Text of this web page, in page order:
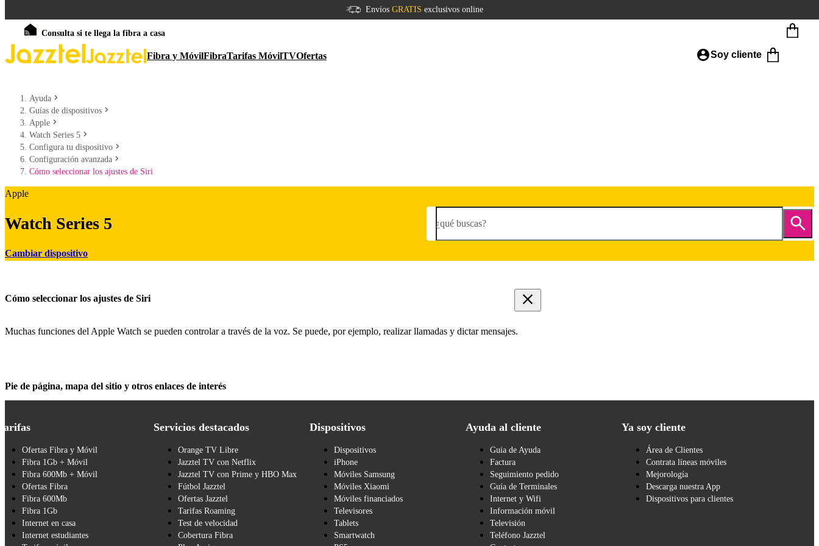
Envíos GRATIS exclusivos online
Consulta si te llega la fibra a casa
Fibra y MóvilFibraTarifas MóvilTVOfertas Soy cliente
Ayuda
Guías de dispositivos
Apple
Watch Series 5
Configura tu dispositivo
Configuración avanzada
Cómo seleccionar los ajustes de Siri
Apple
Watch Series 5
Cambiar dispositivo
¿qué buscas?
Cómo seleccionar los ajustes de Siri
Muchas funciones del Apple Watch se pueden controlar a través de la voz. Se puede, por ejemplo, realizar llamadas y dictar mensajes.
Pie de página, mapa del sitio y otros enlaces de interés
Ofertas Fibra y Móvil
Fibra 1Gb + Móvil
Fibra 600Mb + Móvil
Ofertas Fibra
Fibra 600Mb
Fibra 1Gb
Internet en casa
Internet estudiantes
Servicios destacados
Orange TV Libre
Jazztel TV con Netflix
Jazztel TV con Prime y HBO Max
Fútbol Jazztel
Ofertas Jazztel
Tarifas Roaming
Test de velocidad
Cobertura Fibra
Dispositivos
Dispositivos
iPhone
Móviles Samsung
Móviles Xiaomi
Móviles financiados
Televisores
Tablets
Smartwatch
Ayuda al cliente
Guía de Ayuda
Factura
Seguimiento pedido
Guía de Terminales
Internet y Wifi
Información móvil
Televisión
Teléfono Jazztel
Ya soy cliente
Área de Clientes
Contrata líneas móviles
Mejorología
Descarga nuestra App
Dispositivos para clientes